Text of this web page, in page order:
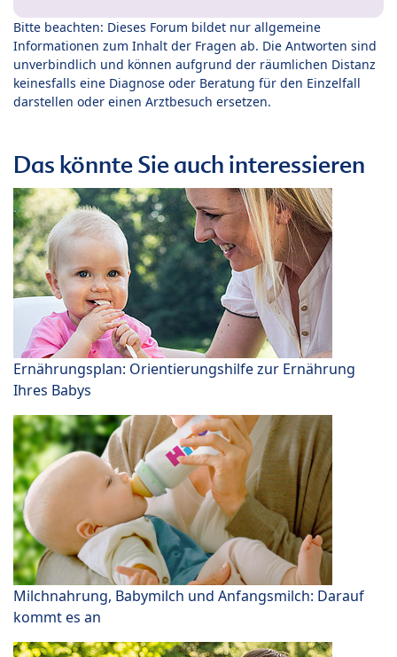
Bitte beachten: Dieses Forum bildet nur allgemeine
Informationen zum Inhalt der Fragen ab. Die Antworten sind
unverbindlich und können aufgrund der räumlichen Distanz
keinesfalls eine Diagnose oder Beratung für den Einzelfall
darstellen oder einen Arztbesuch ersetzen.
Das könnte Sie auch interessieren
Ernährungsplan: Orientierungshilfe zur Ernährung
Ihres Babys
Milchnahrung, Babymilch und Anfangsmilch: Darauf
kommt es an